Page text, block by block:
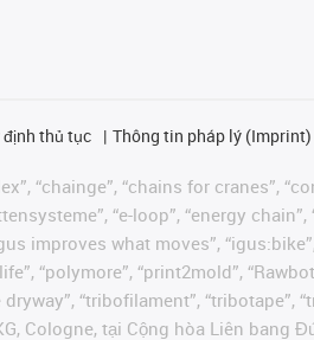
định thủ tục Thông tin pháp lý (Imprint)
“chainge”, “chains for cranes”,
“e-loop”, “energy
improves what moves”,
“print2mold”,
dryway”, “tribofilament”,
Cologne, tại Cộng hòa Liên